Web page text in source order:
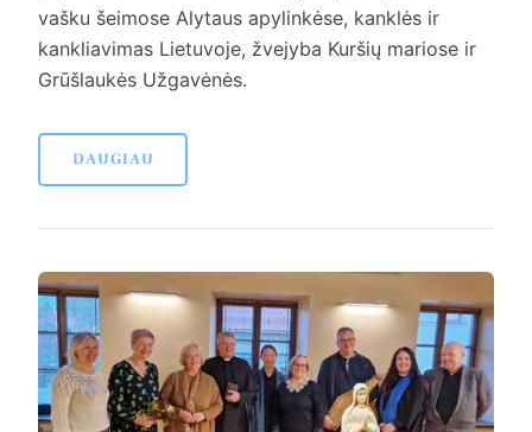
vašku šeimose Alytaus apylinkėse, kanklės ir
kankliavimas Lietuvoje, žvejyba Kuršių mariose ir
Grūšlaukės Užgavėnės.
DAUGIAU